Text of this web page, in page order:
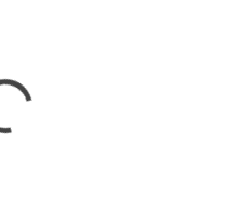
DETAILNÍ INFORMACE